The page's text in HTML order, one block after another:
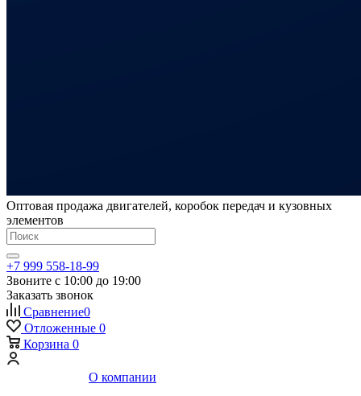
Оптовая продажа двигателей, коробок передач и кузовных
элементов
+7 999 558-18-99
Звоните с 10:00 до 19:00
Заказать звонок
Сравнение0
Отложенные 0
Корзина 0
О компании